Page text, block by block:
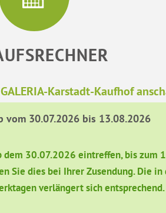
Karstadt-Kaufhof
vom 30.07.2026 bis 13.08.2026
dem 30.07.2026 eintreffen, bis
dies bei Ihrer Zusendung. Die
verlängert sich entsprechend.